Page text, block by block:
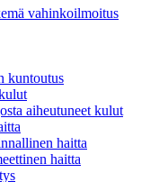
vahinkoilmoitus
kuntoutus
aiheutuneet kulut
haitta
haitta